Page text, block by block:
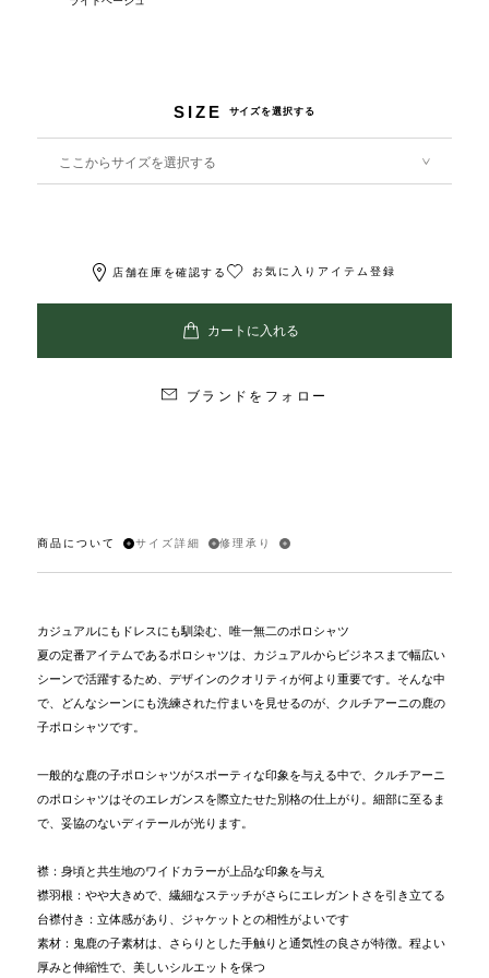
SIZE サイズを選択する
ここからサイズを選択する
店舗在庫を確認する お気に入りアイテム登録
ブランドをフォロー
商品について サイズ詳細 修理承り
カジュアルにもドレスにも馴染む、唯一無二のポロシャツ
夏の定番アイテムであるポロシャツは、カジュアルからビジネスまで幅広い
シーンで活躍するため、デザインのクオリティが何より重要です。そんな中
で、どんなシーンにも洗練された佇まいを見せるのが、クルチアーニの鹿の
子ポロシャツです。
一般的な鹿の子ポロシャツがスポーティな印象を与える中で、クルチアーニ
のポロシャツはそのエレガンスを際立たせた別格の仕上がり。細部に至るま
で、妥協のないディテールが光ります。
襟：身頃と共生地のワイドカラーが上品な印象を与え
襟羽根：やや大きめで、繊細なステッチがさらにエレガントさを引き立てる
台襟付き：立体感があり、ジャケットとの相性がよいです
素材：鬼鹿の子素材は、さらりとした手触りと通気性の良さが特徴。程よい
厚みと伸縮性で、美しいシルエットを保つ